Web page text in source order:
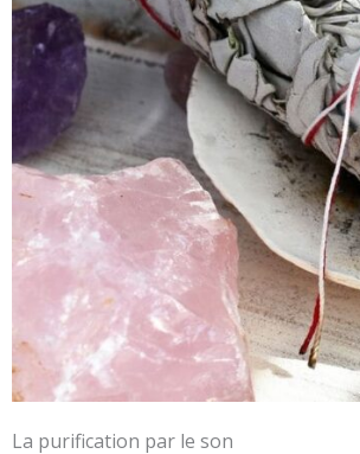
La purification par le son